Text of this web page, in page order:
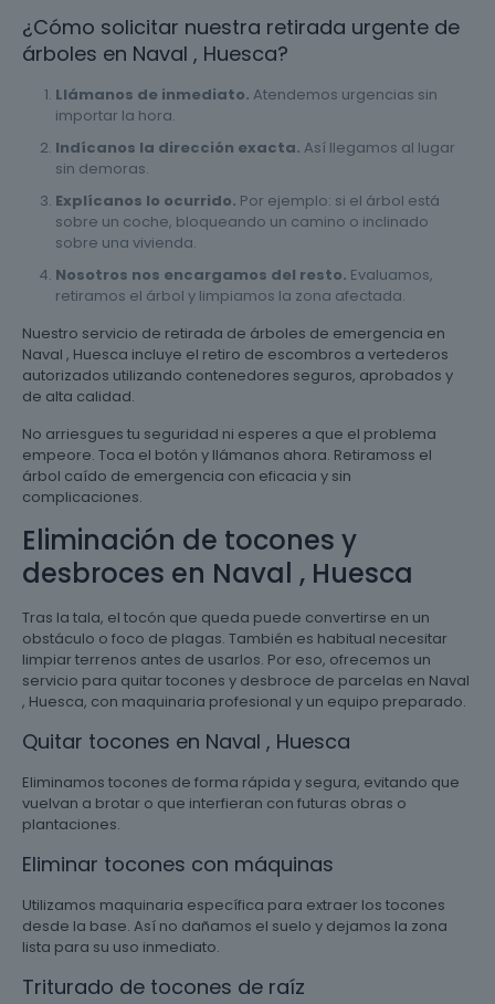
¿Cómo solicitar nuestra retirada urgente de
árboles en Naval , Huesca?
Llámanos de inmediato. Atendemos urgencias sin
importar la hora.
Indícanos la dirección exacta. Así llegamos al lugar
sin demoras.
Explícanos lo ocurrido. Por ejemplo: si el árbol está
sobre un coche, bloqueando un camino o inclinado
sobre una vivienda.
Nosotros nos encargamos del resto. Evaluamos,
retiramos el árbol y limpiamos la zona afectada.
Nuestro servicio de retirada de árboles de emergencia en
Naval , Huesca incluye el retiro de escombros a vertederos
autorizados utilizando contenedores seguros, aprobados y
de alta calidad.
No arriesgues tu seguridad ni esperes a que el problema
empeore. Toca el botón y llámanos ahora. Retiramoss el
árbol caído de emergencia con eficacia y sin
complicaciones.
Eliminación de tocones y
desbroces en Naval , Huesca
Tras la tala, el tocón que queda puede convertirse en un
obstáculo o foco de plagas. También es habitual necesitar
limpiar terrenos antes de usarlos. Por eso, ofrecemos un
servicio para quitar tocones y desbroce de parcelas en Naval
, Huesca, con maquinaria profesional y un equipo preparado.
Quitar tocones en Naval , Huesca
Eliminamos tocones de forma rápida y segura, evitando que
vuelvan a brotar o que interfieran con futuras obras o
plantaciones.
Eliminar tocones con máquinas
Utilizamos maquinaria específica para extraer los tocones
desde la base. Así no dañamos el suelo y dejamos la zona
lista para su uso inmediato.
Triturado de tocones de raíz